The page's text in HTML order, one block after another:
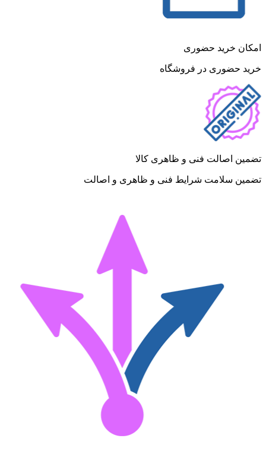
امکان خرید حضوری
خرید حضوری در فروشگاه
تضمین اصالت فنی و ظاهری کالا
تضمین سلامت شرایط فنی و ظاهری و اصالت